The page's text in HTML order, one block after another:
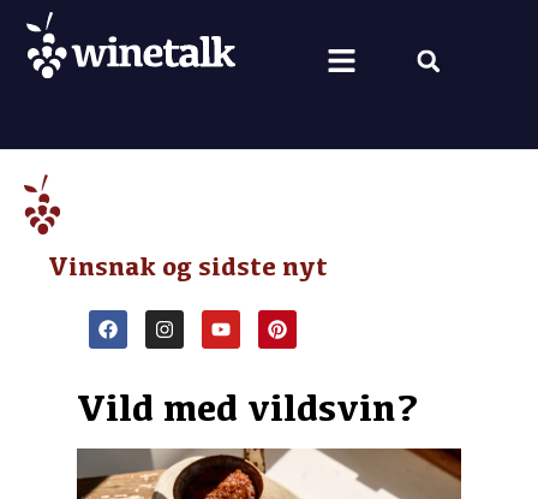
Vinsnak og sidste nyt
Vild med vildsvin?